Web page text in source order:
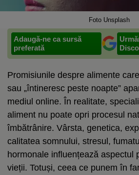
Foto Unsplash
Adaugă-ne ca sursă
preferată
Promisiunile despre alimente
sau „întineresc peste noapte”
mediul online. În realitate,
aliment nu poate opri procesul
îmbătrânire. Vârsta, genetica,
calitatea somnului, stresul,
hormonale influențează aspectul
vieții. Totuși, ceea ce punem în